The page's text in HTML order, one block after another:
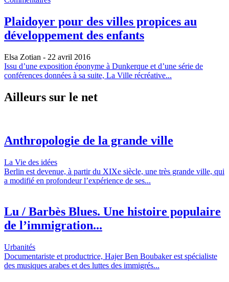
Plaidoyer pour des villes propices au
développement des enfants
Elsa Zotian - 22 avril 2016
Issu d’une exposition éponyme à Dunkerque et d’une série de
conférences données à sa suite, La Ville récréative...
Ailleurs sur le net
Anthropologie de la grande ville
La Vie des idées
Berlin est devenue, à partir du XIXe siècle, une très grande ville, qui
a modifié en profondeur l’expérience de ses...
Lu / Barbès Blues. Une histoire populaire
de l’immigration...
Urbanités
Documentariste et productrice, Hajer Ben Boubaker est spécialiste
des musiques arabes et des luttes des immigrés...